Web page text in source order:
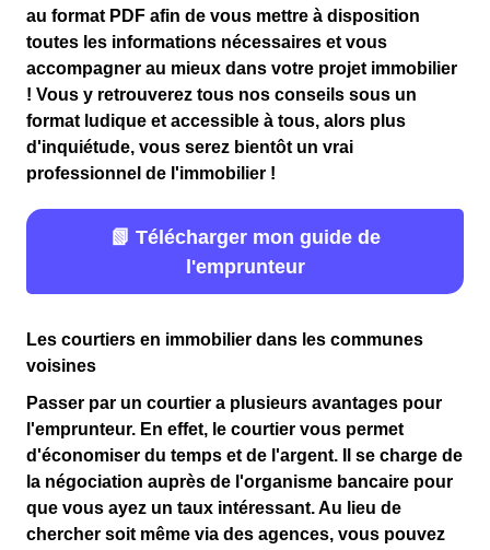
au format PDF afin de vous mettre à disposition
toutes les informations nécessaires et vous
accompagner au mieux dans votre projet immobilier
! Vous y retrouverez tous nos conseils sous un
format ludique et accessible à tous, alors plus
d'inquiétude, vous serez bientôt un vrai
professionnel de l'immobilier !
📗 Télécharger mon guide de
l'emprunteur
Les courtiers en immobilier dans les communes
voisines
Passer par un courtier a plusieurs avantages pour
l'emprunteur. En effet, le courtier vous permet
d'économiser du temps et de l'argent.
Il se charge de
la négociation auprès de l'organisme bancaire pour
que vous ayez un taux intéressant. Au lieu de
chercher soit même via des agences, vous pouvez